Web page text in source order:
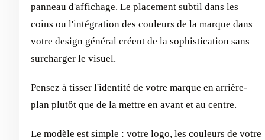
panneau d'affichage. Le placement subtil dans les
coins ou l'intégration des couleurs de la marque dans
votre design général créent de la sophistication sans
surcharger le visuel.
Pensez à tisser l'identité de votre marque en arrière-
plan plutôt que de la mettre en avant et au centre.
Le modèle est simple : votre logo, les couleurs de votre